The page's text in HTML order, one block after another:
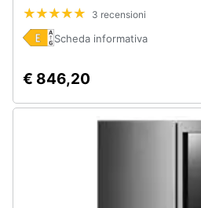
3 recensioni
Scheda informativa
€ 846,20